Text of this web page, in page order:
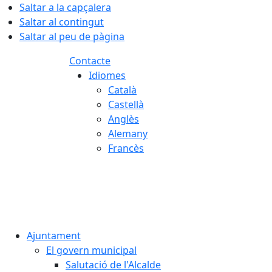
Saltar a la capçalera
Saltar al contingut
Saltar al peu de pàgina
Contacte
Idiomes
Català
Castellà
Anglès
Alemany
Francès
Ajuntament
El govern municipal
Salutació de l'Alcalde